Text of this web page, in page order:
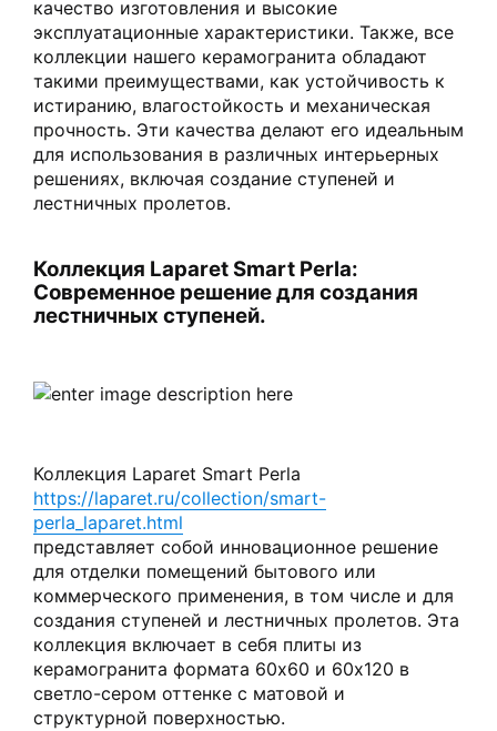
качество изготовления и высокие
эксплуатационные характеристики. Также, все
коллекции нашего керамогранита обладают
такими преимуществами, как устойчивость к
истиранию, влагостойкость и механическая
прочность. Эти качества делают его идеальным
для использования в различных интерьерных
решениях, включая создание ступеней и
лестничных пролетов.
Коллекция Laparet Smart Perla:
Современное решение для создания
лестничных ступеней.
Коллекция Laparet Smart Perla
https://laparet.ru/collection/smart-
perla_laparet.html
представляет собой инновационное решение
для отделки помещений бытового или
коммерческого применения, в том числе и для
создания ступеней и лестничных пролетов. Эта
коллекция включает в себя плиты из
керамогранита формата 60х60 и 60х120 в
светло-сером оттенке с матовой и
структурной поверхностью.